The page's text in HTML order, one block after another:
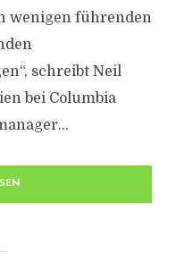
wenigen führenden
schreibt Neil
bei Columbia